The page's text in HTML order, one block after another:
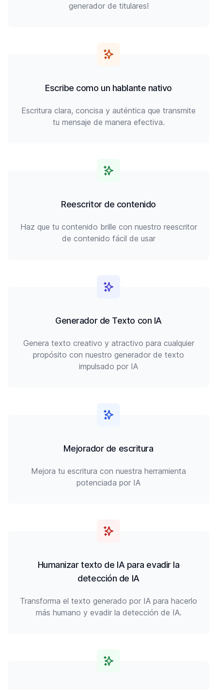
generador de titulares!
Escribe como un hablante nativo
Escritura clara, concisa y auténtica que transmite
tu mensaje de manera efectiva.
Reescritor de contenido
Haz que tu contenido brille con nuestro reescritor
de contenido fácil de usar
Generador de Texto con IA
Genera texto creativo y atractivo para cualquier
propósito con nuestro generador de texto
impulsado por IA
Mejorador de escritura
Mejora tu escritura con nuestra herramienta
potenciada por IA
Humanizar texto de IA para evadir la
detección de IA
Transforma el texto generado por IA para hacerlo
más humano y evadir la detección de IA.